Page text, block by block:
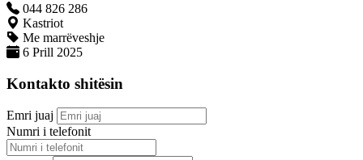
044 826 286
Kastriot
Me marrëveshje
6 Prill 2025
Kontakto shitësin
Emri juaj
Numri i telefonit